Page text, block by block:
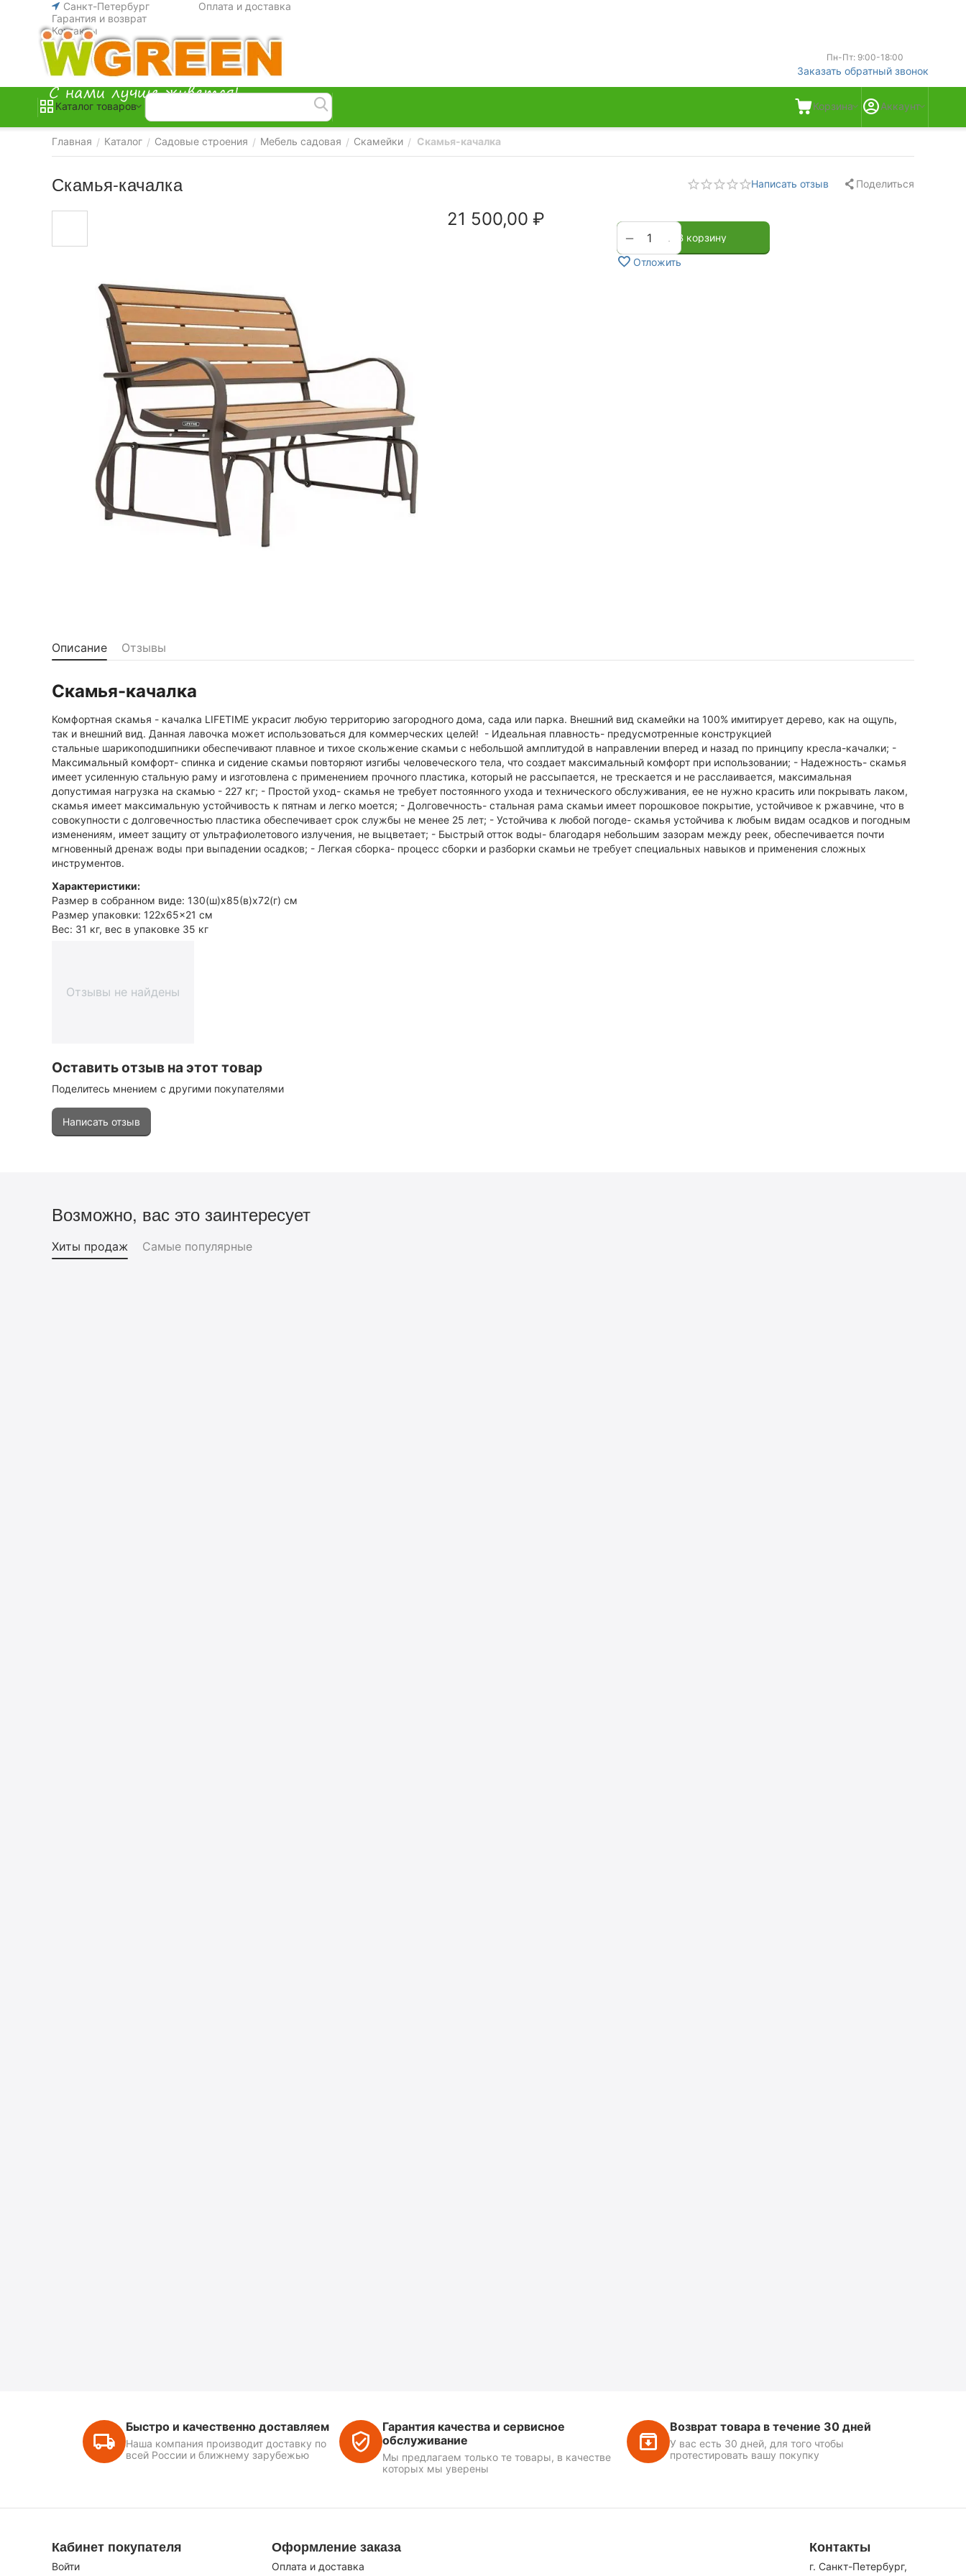
Санкт-Петербург
Оплата и доставка
Гарантия и возврат
Контакты
Пн-Пт: 9:00-18:00
Заказать обратный звонок
Каталог товаров Корзина Аккаунт
Главная / Каталог / Садовые строения / Мебель садовая / Скамейки / Скамья-качалка
Скамья-качалка Написать отзыв Поделиться
21 500,00 ₽
+
−
В корзину
Отложить
Описание Отзывы
Скамья-качалка
Комфортная скамья - качалка LIFETIME украсит любую территорию загородного дома, сада или парка. Внешний вид скамейки на 100% имитирует дерево, как на ощупь,
так и внешний вид. Данная лавочка может использоваться для коммерческих целей! - Идеальная плавность- предусмотренные конструкцией
стальные шарикоподшипники обеспечивают плавное и тихое скольжение скамьи с небольшой амплитудой в направлении вперед и назад по принципу кресла-качалки; -
Максимальный комфорт- спинка и сидение скамьи повторяют изгибы человеческого тела, что создает максимальный комфорт при использовании; - Надежность- скамья
имеет усиленную стальную раму и изготовлена с применением прочного пластика, который не рассыпается, не трескается и не расслаивается, максимальная
допустимая нагрузка на скамью - 227 кг; - Простой уход- скамья не требует постоянного ухода и технического обслуживания, ее не нужно красить или покрывать лаком,
скамья имеет максимальную устойчивость к пятнам и легко моется; - Долговечность- стальная рама скамьи имеет порошковое покрытие, устойчивое к ржавчине, что в
совокупности с долговечностью пластика обеспечивает срок службы не менее 25 лет; - Устойчива к любой погоде- скамья устойчива к любым видам осадков и погодным
изменениям, имеет защиту от ультрафиолетового излучения, не выцветает; - Быстрый отток воды- благодаря небольшим зазорам между реек, обеспечивается почти
мгновенный дренаж воды при выпадении осадков; - Легкая сборка- процесс сборки и разборки скамьи не требует специальных навыков и применения сложных
инструментов.
Характеристики:
Размер в собранном виде: 130(ш)x85(в)x72(г) см
Размер упаковки: 122x65x21 см
Вес: 31 кг, вес в упаковке 35 кг
Отзывы не найдены
Оставить отзыв на этот товар
Поделитесь мнением с другими покупателями
Написать отзыв
Возможно, вас это заинтересует
Хиты продаж Самые популярные
Быстро и качественно доставляем
Наша компания производит доставку по
всей России и ближнему зарубежью
Гарантия качества и сервисное
обслуживание
Мы предлагаем только те товары, в качестве
которых мы уверены
Возврат товара в течение 30 дней
У вас есть 30 дней, для того чтобы
протестировать вашу покупку
Кабинет покупателя
Войти
Оформление заказа
Оплата и доставка
Контакты
г. Санкт-Петербург,